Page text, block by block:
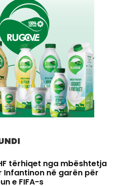
tërhiqet nga mbështetja
Infantinon në garën për
e FIFA-s